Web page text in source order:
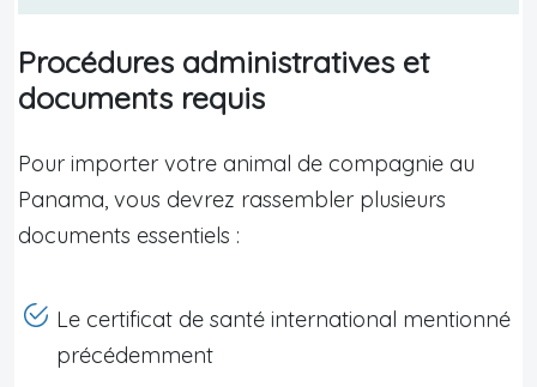
Procédures administratives et
documents requis
Pour importer votre animal de compagnie au
Panama, vous devrez rassembler plusieurs
documents essentiels :
Le certificat de santé international mentionné
précédemment